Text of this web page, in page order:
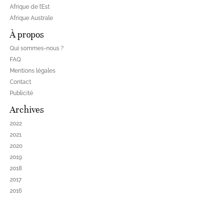
Afrique de l’Est
Afrique Australe
À propos
Qui sommes-nous ?
FAQ
Mentions légales
Contact
Publicité
Archives
2022
2021
2020
2019
2018
2017
2016